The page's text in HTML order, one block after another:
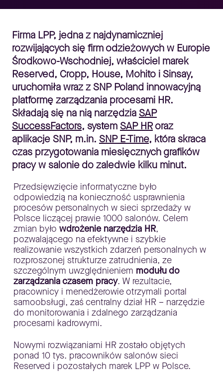
Firma LPP, jedna z najdynamiczniej
rozwijających się firm odzieżowych w Europie
Środkowo-Wschodniej, właściciel marek
Reserved, Cropp, House, Mohito i Sinsay,
uruchomiła wraz z SNP Poland innowacyjną
platformę zarządzania procesami HR.
Składają się na nią narzędziaSAP
SuccessFactors, systemSAP HRoraz
aplikacje SNP, m.in. SNP E-Time, która skraca
czas przygotowania miesięcznych grafików
pracy w salonie do zaledwie kilku minut.
Przedsięwzięcie informatyczne było
odpowiedzią na konieczność usprawnienia
procesów personalnych w sieci sprzedaży w
Polsce liczącej prawie 1000 salonów. Celem
zmian było wdrożenie narzędzia HR,
pozwalającego na efektywne i szybkie
realizowanie wszystkich zdarzeń personalnych w
rozproszonej strukturze zatrudnienia, ze
szczególnym uwzględnieniem modułu do
zarządzania czasem pracy. W rezultacie,
pracownicy i menedżerowie otrzymali portal
samoobsługi, zaś centralny dział HR – narzędzie
do monitorowania i zdalnego zarządzania
procesami kadrowymi.
Nowymi rozwiązaniami HR zostało objętych
ponad 10 tys. pracowników salonów sieci
Reserved i pozostałych marek LPP w Polsce.